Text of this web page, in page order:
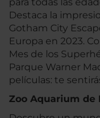
para todas las
Destaca la
Gotham City
Europa en 2023.
Mes de los
Parque Warner
películas: te
Zoo Aquarium de